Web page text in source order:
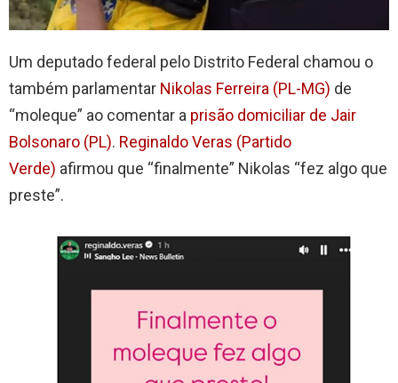
Um deputado federal pelo Distrito Federal chamou o
também parlamentar Nikolas Ferreira (PL-MG) de
“moleque” ao comentar a prisão domiciliar de Jair
Bolsonaro (PL). Reginaldo Veras (Partido
Verde) afirmou que “finalmente” Nikolas “fez algo que
preste”.